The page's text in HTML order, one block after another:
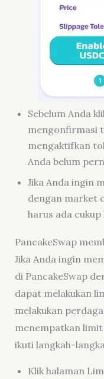
Sebelum Anda
mengonfirmasi
mengaktifkan
Anda belum
Jika Anda ingin
dengan market
harus ada
PancakeSwap
Jika Anda ingin
di PancakeSwap
dapat melakukan
melakukan
menempatkan
ikuti langkah-
Klik halaman